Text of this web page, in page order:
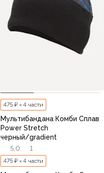
475 ₽ × 4 части
Мультибандана Комби Сплав
Power Stretch
черный/gradient
5,0
1
475 ₽ × 4 части